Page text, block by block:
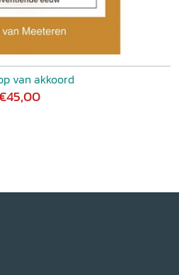
van akkoord